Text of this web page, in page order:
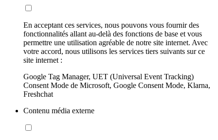
En acceptant ces services, nous pouvons vous fournir des
fonctionnalités allant au-delà des fonctions de base et vous
permettre une utilisation agréable de notre site internet. Avec
votre accord, nous utilisons les services tiers suivants sur ce
site internet :
Google Tag Manager, UET (Universal Event Tracking)
Consent Mode de Microsoft, Google Consent Mode, Klarna,
Freshchat
Contenu média externe